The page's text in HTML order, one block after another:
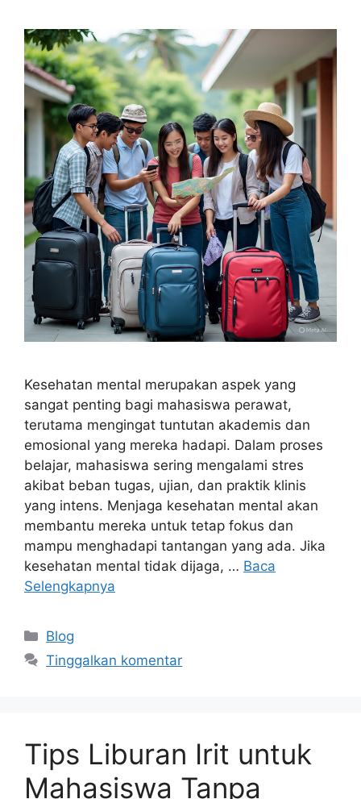
Kesehatan mental merupakan aspek yang
sangat penting bagi mahasiswa perawat,
terutama mengingat tuntutan akademis dan
emosional yang mereka hadapi. Dalam proses
belajar, mahasiswa sering mengalami stres
akibat beban tugas, ujian, dan praktik klinis
yang intens. Menjaga kesehatan mental akan
membantu mereka untuk tetap fokus dan
mampu menghadapi tantangan yang ada. Jika
kesehatan mental tidak dijaga, … Baca
Selengkapnya
Kategori
Blog
Tinggalkan komentar
Tips Liburan Irit untuk
Mahasiswa Tanpa